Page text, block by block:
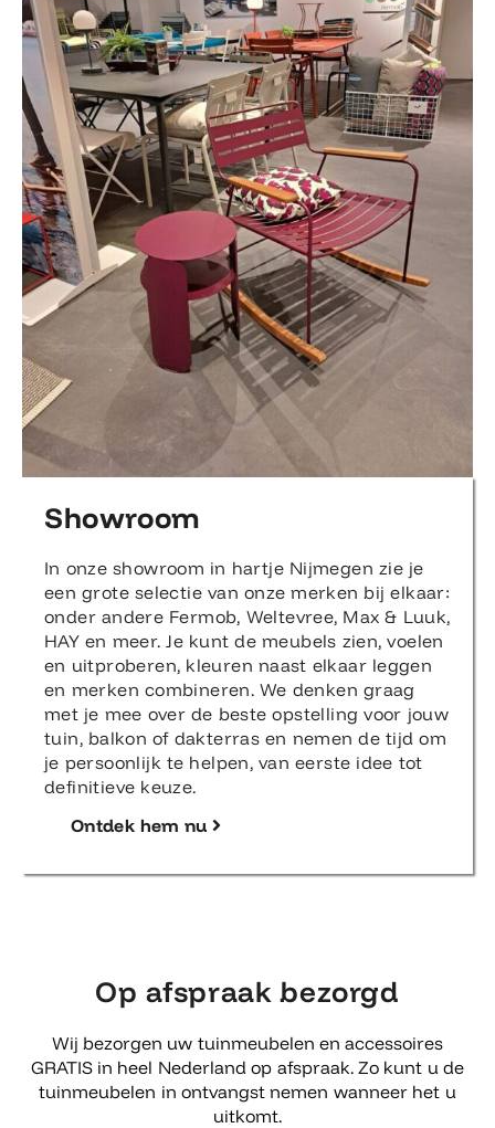
Showroom
In onze showroom in hartje Nijmegen zie je
een grote selectie van onze merken bij elkaar:
onder andere Fermob, Weltevree, Max & Luuk,
HAY en meer. Je kunt de meubels zien, voelen
en uitproberen, kleuren naast elkaar leggen
en merken combineren. We denken graag
met je mee over de beste opstelling voor jouw
tuin, balkon of dakterras en nemen de tijd om
je persoonlijk te helpen, van eerste idee tot
definitieve keuze.
Ontdek hem nu
Op afspraak bezorgd
Wij bezorgen uw tuinmeubelen en accessoires
GRATIS in heel Nederland op afspraak. Zo kunt u de
tuinmeubelen in ontvangst nemen wanneer het u
uitkomt.